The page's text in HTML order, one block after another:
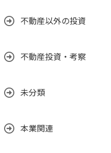
不動産以外の投資
不動産投資・考察
未分類
本業関連